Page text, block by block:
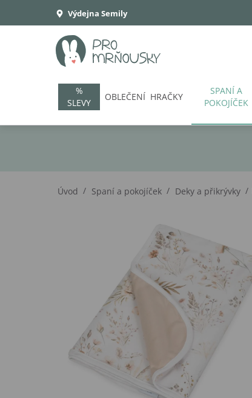
Výdejna Semily
%
SLEVY
OBLEČENÍ HRAČKY
SPANÍ A
POKOJÍČEK
Úvod / Spaní a pokojíček / Deky a přikrývky /